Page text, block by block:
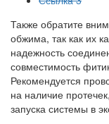
Также обратите
обжима, так как их
надежность
совместимость
Рекомендуется
на наличие
запуска системы в